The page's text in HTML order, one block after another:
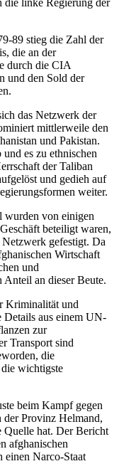
die linke Regierung der
89 stieg die Zahl der
die an der
durch die CIA
und den Sold der
das Netzwerk der
mittlerweile den
und Pakistan.
es zu ethnischen
der Taliban
und gedieh auf
weiter.
wurden von einigen
beteiligt waren,
gefestigt. Da
Wirtschaft
und
Anteil an dieser Beute.
Kriminalität und
Details aus einem UN-
zur
Transport sind
die
wichtigste
beim Kampf gegen
der Provinz Helmand,
Quelle hat. Der Bericht
afghanischen
einen Narco-Staat